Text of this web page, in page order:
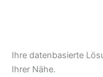
Ihre datenbasierte
Ihrer Nähe.